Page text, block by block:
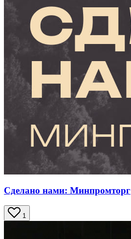
Сделано нами: Минпромторг
1